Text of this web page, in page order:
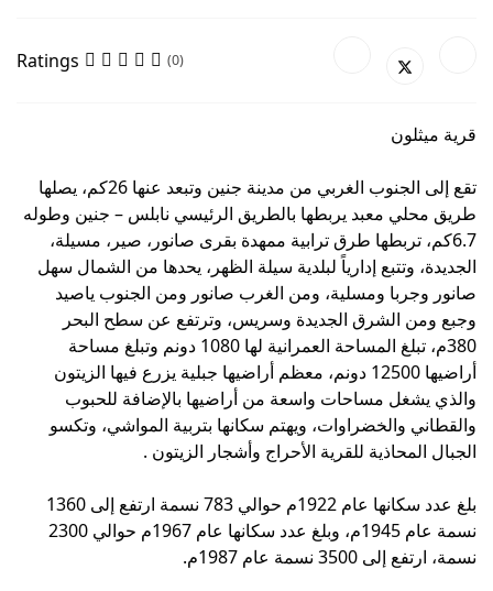
Ratings (0)
قرية ميثلون
تقع إلى الجنوب الغربي من مدينة جنين وتبعد عنها 26كم، يصلها
طريق محلي معبد يربطها بالطريق الرئيسي نابلس – جنين وطوله
6.7كم، تربطها طرق ترابية ممهدة بقرى صانور، صير، مسيلة،
الجديدة، وتتبع إدارياً لبلدية سيلة الظهر، يحدها من الشمال سهل
صانور وجربا ومسلية، ومن الغرب صانور ومن الجنوب ياصيد
وجبع ومن الشرق الجديدة وسريس، وترتفع عن سطح البحر
380م، تبلغ المساحة العمرانية لها 1080 دونم وتبلغ مساحة
أراضيها 12500 دونم، معظم أراضيها جبلية يزرع فيها الزيتون
والذي يشغل مساحات واسعة من أراضيها بالإضافة للحبوب
والقطاني والخضراوات، ويهتم سكانها بتربية المواشي، وتكسو
الجبال المحاذية للقرية الأحراج وأشجار الزيتون .
بلغ عدد سكانها عام 1922م حوالي 783 نسمة ارتفع إلى 1360
نسمة عام 1945م، وبلغ عدد سكانها عام 1967م حوالي 2300
نسمة، ارتفع إلى 3500 نسمة عام 1987م.